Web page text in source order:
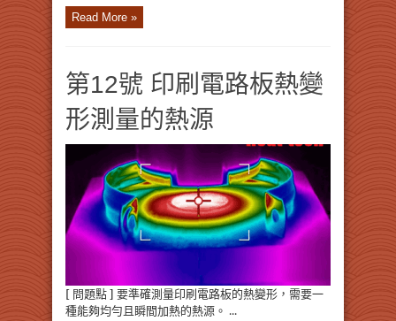
Read More »
第12號 印刷電路板熱變
形測量的熱源
[ 問題點 ] 要準確測量印刷電路板的熱變形，需要一
種能夠均勻且瞬間加熱的熱源。 ...